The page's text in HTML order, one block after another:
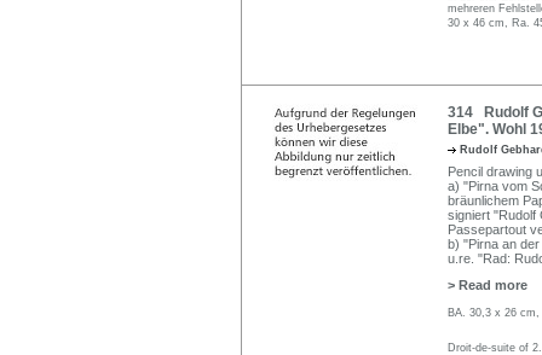
mehreren
30 x 46 cm, Ra.
314 Rudolf
Elbe". Wohl
Rudolf
Pencil drawing
a) "Pirna vom
bräunlichem
signiert "Rudolf
Passepartout
b) "Pirna an
u.re. "Rad:
> Read more
BA. 30,3 x 26
Droit-de-suite of